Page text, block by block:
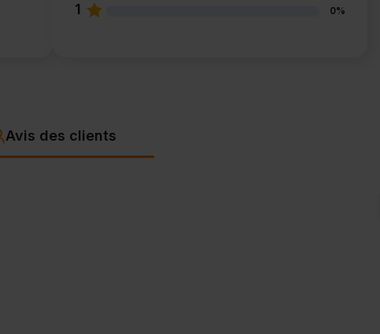
1 0%
Avis des clients